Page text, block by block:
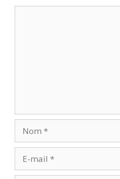
mail